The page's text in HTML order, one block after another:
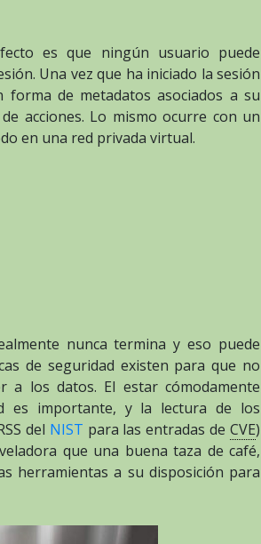
es que ningún usuario puede
Una vez que ha iniciado la sesión
de metadatos asociados a su
acciones. Lo mismo ocurre con un
en una red privada virtual.
nunca termina y eso puede
de seguridad existen para que no
a los datos. El estar cómodamente
es importante, y la lectura de los
del NIST para las entradas deCVE)
que una buena taza de café,
herramientas a su disposición para